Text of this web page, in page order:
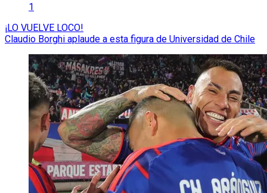
1
¡LO VUELVE LOCO!
Claudio Borghi aplaude a esta figura de Universidad de Chile